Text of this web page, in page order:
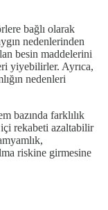
bağlı olarak
nedenlerinden
besin maddelerini
yiyebilirler. Ayrıca,
nedenleri
bazında farklılık
rekabeti azaltabilir
riskine girmesine